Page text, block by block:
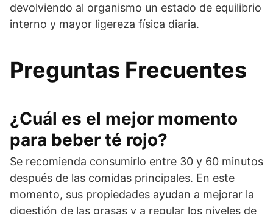
devolviendo al organismo un estado de equilibrio
interno y mayor ligereza física diaria.
Preguntas Frecuentes
¿Cuál es el mejor momento
para beber té rojo?
Se recomienda consumirlo entre 30 y 60 minutos
después de las comidas principales. En este
momento, sus propiedades ayudan a mejorar la
digestión de las grasas y a regular los niveles de